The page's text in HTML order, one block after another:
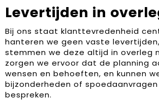
Levertijden in
Bij ons staat klanttevredenheid
hanteren we geen vaste
stemmen we deze altijd in overleg
zorgen we ervoor dat de planning
wensen en behoeften, en kunnen
bijzonderheden of
bespreken.